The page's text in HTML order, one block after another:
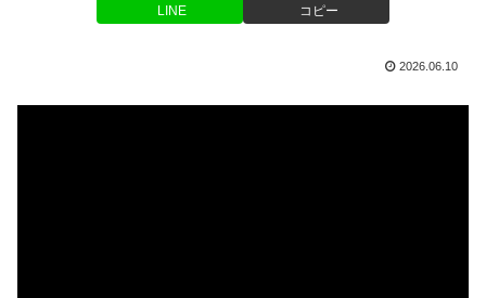
LINE コピー
2026.06.10